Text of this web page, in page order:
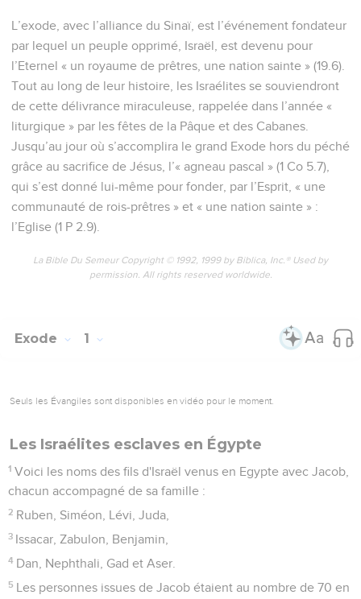
L’exode, avec l’alliance du Sinaï, est l’événement fondateur
par lequel un peuple opprimé, Israël, est devenu pour
l’Eternel « un royaume de prêtres, une nation sainte » (19.6).
Tout au long de leur histoire, les Israélites se souviendront
de cette délivrance miraculeuse, rappelée dans l’année «
liturgique » par les fêtes de la Pâque et des Cabanes.
Jusqu’au jour où s’accomplira le grand Exode hors du péché
grâce au sacrifice de Jésus, l’« agneau pascal » (1 Co 5.7),
qui s’est donné lui-même pour fonder, par l’Esprit, « une
communauté de rois-prêtres » et « une nation sainte » :
l’Eglise (1 P 2.9).
La Bible Du Semeur Copyright © 1992, 1999 by Biblica, Inc.® Used by
permission. All rights reserved worldwide.
Exode 1
Seuls les Évangiles sont disponibles en vidéo pour le moment.
Les Israélites esclaves en Égypte
1 Voici les noms des fils d'Israël venus en Egypte avec Jacob,
chacun accompagné de sa famille :
2 Ruben, Siméon, Lévi, Juda,
3 Issacar, Zabulon, Benjamin,
4 Dan, Nephthali, Gad et Aser.
5 Les personnes issues de Jacob étaient au nombre de 70 en